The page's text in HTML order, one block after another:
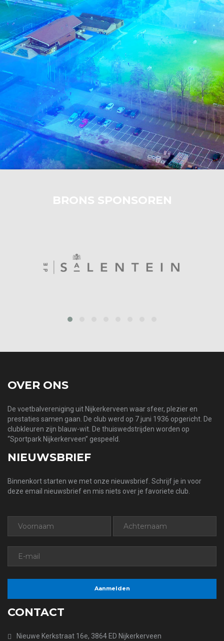
BRONS SPONSOREN
OVER ONS
De voetbalvereniging uit Nijkerkerveen waar sfeer, plezier en
prestaties samen gaan. De club werd op 7 juni 1936 opgericht. De
clubkleuren zijn blauw-wit. De thuiswedstrijden worden op
“Sportpark Nijkerkerveen” gespeeld.
NIEUWSBRIEF
Binnenkort starten we met onze nieuwsbrief. Schrijf je in voor
deze email nieuwsbrief en mis niets over je favoriete club.
CONTACT
Nieuwe Kerkstraat 16e, 3864 ED Nijkerkerveen